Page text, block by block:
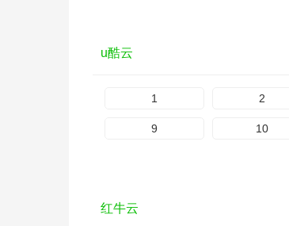
u酷云
1 2
9 10
红牛云